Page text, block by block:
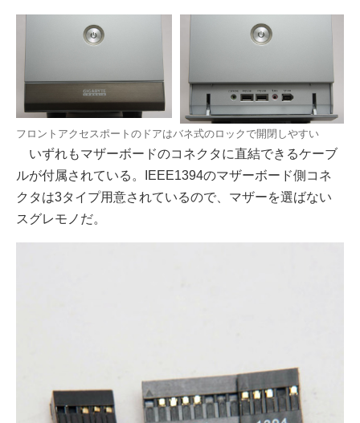
フロントアクセスポートのドアはバネ式のロックで開閉しやすい
いずれもマザーボードのコネクタに直結できるケーブ
ルが付属されている。IEEE1394のマザーボード側コネ
クタは3タイプ用意されているので、マザーを選ばない
スグレモノだ。